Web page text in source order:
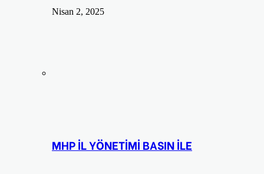
Nisan 2, 2025
MHP İL YÖNETİMİ BASIN İLE